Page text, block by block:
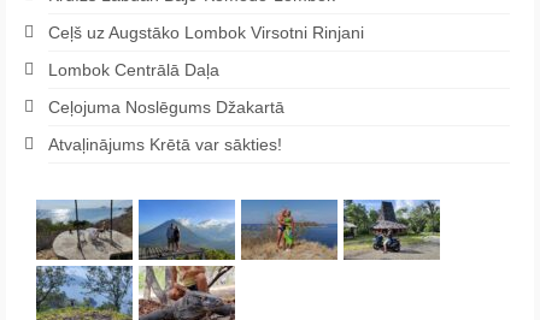
Ceļš uz Augstāko Lombok Virsotni Rinjani
Lombok Centrālā Daļa
Ceļojuma Noslēgums Džakartā
Atvaļinājums Krētā var sākties!